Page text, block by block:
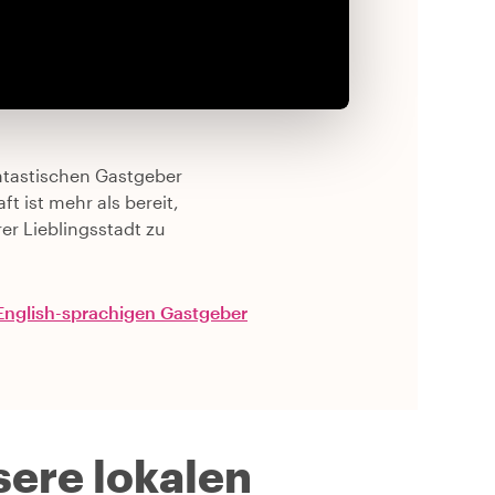
Gastgeber
ist mehr als bereit,
Lieblingsstadt zu
sprachigen Gastgeber
lokalen